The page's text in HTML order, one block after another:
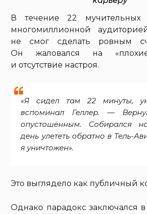
В течение 22 мучительных
многомиллионной
не смог сделать ровным
Он жаловался на
и отсутствие настроя.
«Я сидел там 22 минуты,
вспоминал Геллер. —
опустошённым. Собирался
день улететь обратно в Тель-
я уничтожен».
Это выглядело как публичный
Однако парадокс заключался в